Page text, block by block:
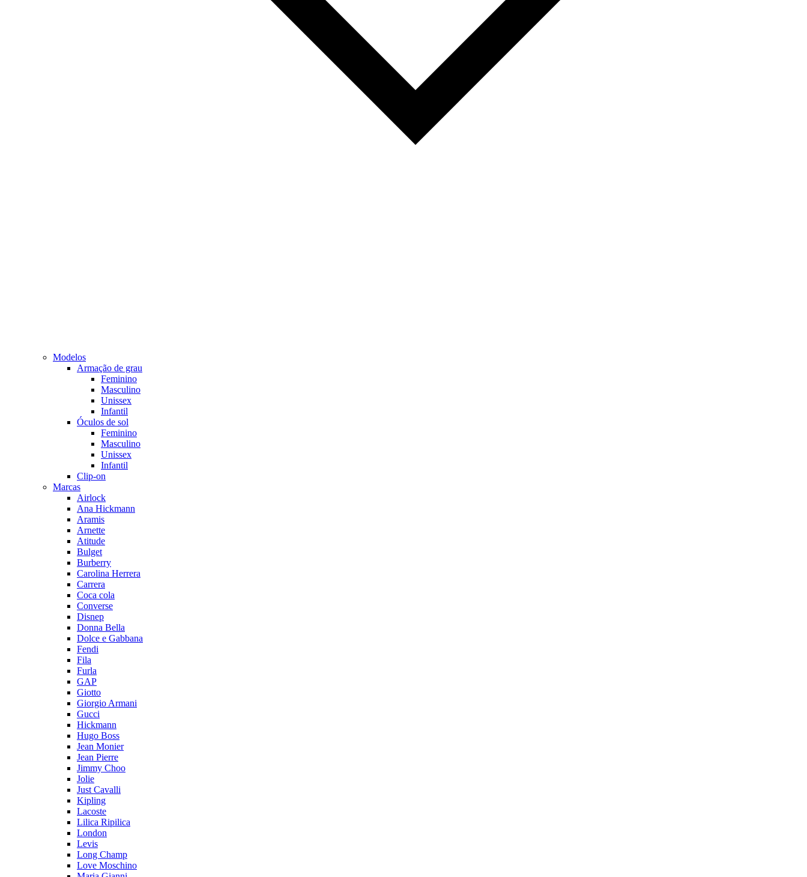
Modelos
Armação de grau
Feminino
Masculino
Unissex
Infantil
Óculos de sol
Feminino
Masculino
Unissex
Infantil
Clip-on
Marcas
Airlock
Ana Hickmann
Aramis
Arnette
Atitude
Bulget
Burberry
Carolina Herrera
Carrera
Coca cola
Converse
Disnep
Donna Bella
Dolce e Gabbana
Fendi
Fila
Furla
GAP
Giotto
Giorgio Armani
Gucci
Hickmann
Hugo Boss
Jean Monier
Jean Pierre
Jimmy Choo
Jolie
Just Cavalli
Kipling
Lacoste
Lilica Ripilica
London
Levis
Long Champ
Love Moschino